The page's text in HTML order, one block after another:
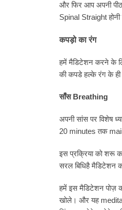
और फिर आप अपनी
Spinal Straight
कपड़ो का रंग
हमें मैडिटेशन करने के
की कपडे हल्के रंग के ही
साँस Breathing
अपनी सांस पर विशेष
20 minutes तक
इस प्रक्रिया को शरू
सरल बिधिहै मैडिटेशन
हमें इस मैडिटेशन पोज़
खोले। और यह